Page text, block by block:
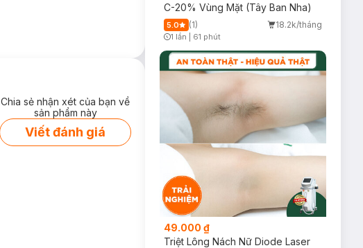
Chia sẻ nhận xét của bạn về
sản phẩm này
Viết đánh giá
C-20% Vùng Mặt (Tây Ban Nha)
5.0 (1) 18.2k/tháng
1 lần 61 phút
49.000 ₫
Triệt Lông Nách Nữ Diode Laser